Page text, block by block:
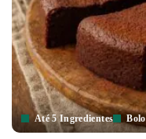
Até 5 Ingredientes